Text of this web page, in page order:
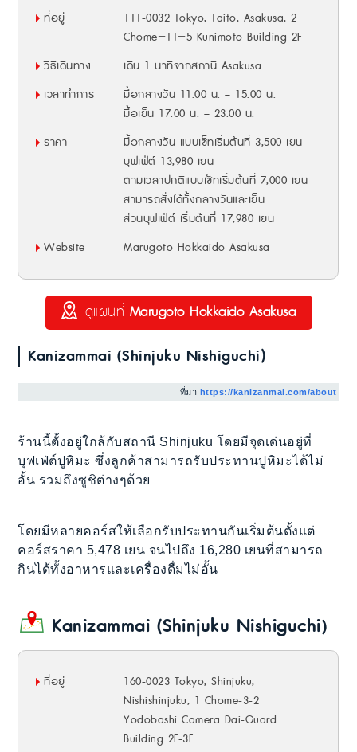
ที่อยู่
111-0032 Tokyo, Taito, Asakusa, 2
Chome−11−5 Kunimoto Building 2F
วิธีเดินทาง
เดิน 1 นาทีจากสถานี Asakusa
เวลาทำการ
มื้อกลางวัน 11.00 น. – 15.00 น.
มื้อเย็น 17.00 น. – 23.00 น.
ราคา
มื้อกลางวัน แบบเซ็ทเริ่มต้นที่ 3,500 เยน
บุฟเฟ่ต์ 13,980 เยน
ตามเวลาปกติแบบเซ็ทเริ่มต้นที่ 7,000 เยน
สามารถสั่งได้ทั้งกลางวันและเย็น
ส่วนบุฟเฟ่ต์ เริ่มต้นที่ 17,980 เยน
Website
Marugoto Hokkaido Asakusa
ดูแผนที่ Marugoto Hokkaido Asakusa
Kanizammai (Shinjuku Nishiguchi)
ที่มา https://kanizanmai.com/about
ร้านนี้ตั้งอยู่ใกล้กับสถานี Shinjuku โดยมีจุดเด่นอยู่ที่
บุฟเฟ่ต์ปูหิมะ ซึ่งลูกค้าสามารถรับประทานปูหิมะได้ไม่
อั้น รวมถึงซูชิต่างๆด้วย
โดยมีหลายคอร์สให้เลือกรับประทานกันเริ่มต้นตั้งแต่
คอร์สราคา 5,478 เยน จนไปถึง 16,280 เยนที่สามารถ
กินได้ทั้งอาหารและเครื่องดื่มไม่อั้น
Kanizammai (Shinjuku Nishiguchi)
ที่อยู่
160-0023 Tokyo, Shinjuku,
Nishishinjuku, 1 Chome-3-2
Yodobashi Camera Dai-Guard
Building 2F-3F